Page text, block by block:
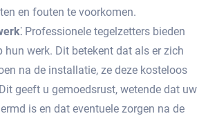
en fouten te voorkomen.
Professionele tegelzetters bieden
hun werk.​ Dit betekent dat als er zich
na de installatie, ze deze kosteloos
geeft u gemoedsrust, wetende dat uw
is en dat eventuele zorgen na de